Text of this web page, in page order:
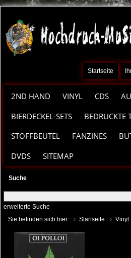
Startseite
2ND HAND VINYL CDS
BIERDECKEL-SETS
BEDRUCKTE
STOFFBEUTEL
FANZINES
DVDS
SITEMAP
Suche
erweiterte Suche
Sie befinden sich hier:
Startseite Vinyl